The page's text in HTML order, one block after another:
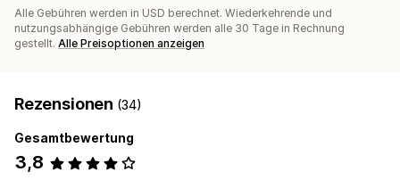
Alle Gebühren werden in USD berechnet. Wiederkehrende und
nutzungsabhängige Gebühren werden alle 30 Tage in Rechnung
gestellt. Alle Preisoptionen anzeigen
Rezensionen (34)
Gesamtbewertung
3,8